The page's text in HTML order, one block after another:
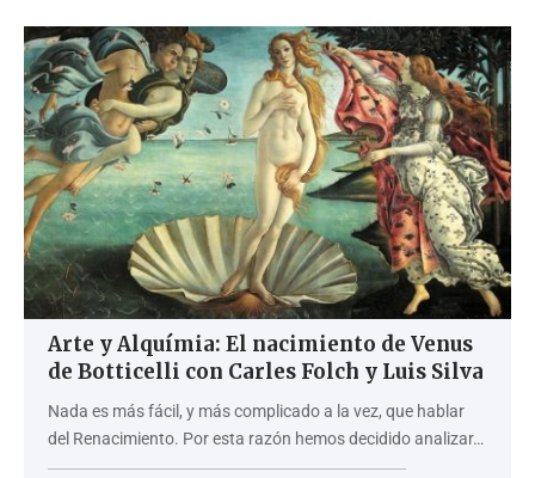
Arte y Alquímia: El nacimiento de Venus
de Botticelli con Carles Folch y Luis Silva
Nada es más fácil, y más complicado a la vez, que hablar
del Renacimiento. Por esta razón hemos decidido analizar…